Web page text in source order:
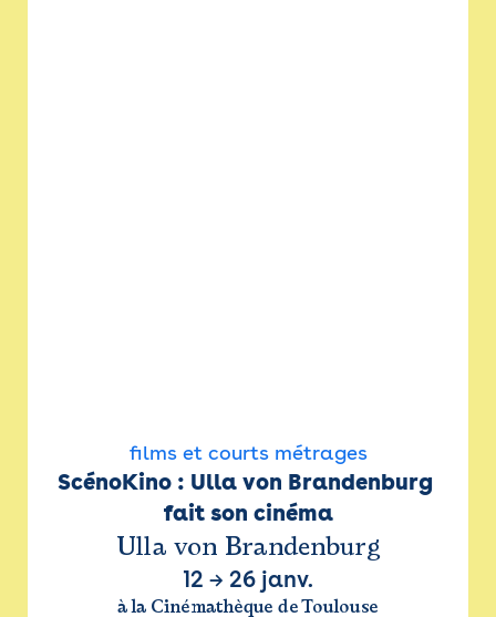
films et courts métrages
ScénoKino : Ulla von Brandenburg
fait son cinéma
Ulla von Brandenburg
12 → 26 janv.
à la Cinémathèque de Toulouse